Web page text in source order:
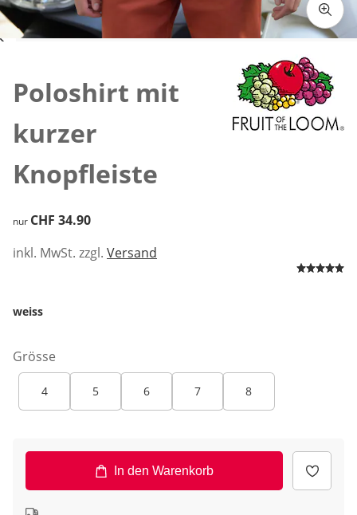
Poloshirt mit
kurzer
Knopfleiste
CHF 34.90
nur CHF 34.90
inkl. MwSt. zzgl. Versand
weiss
Grösse
4 5 6 7 8
In den Warenkorb